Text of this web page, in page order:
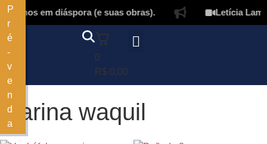
em diáspora (e suas obras). Letícia
0
R$ 0,00
marina waquil
P
r
é
-
v
e
n
d
a